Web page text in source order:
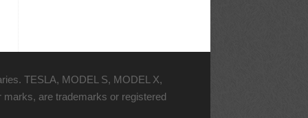
TESLA, MODEL S, MODEL X,
marks, are trademarks or registered